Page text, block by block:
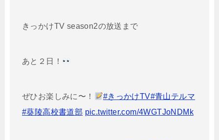
きっかけTV season2の放送まで
あと２日！
ぜひお楽しみに〜！ #きっかけTV#青山テルマ
#葵陵高校書道部 pic.twitter.com/4WGTJoNDMk